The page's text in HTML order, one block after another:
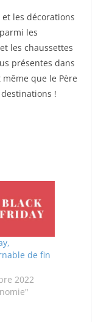
les décorations
les
les chaussettes
présentes dans
que le Père
!
de fin
2022